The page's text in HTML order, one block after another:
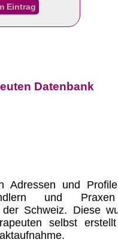
Eintrag
Datenbank
Adressen und
und
Schweiz. Diese
selbst